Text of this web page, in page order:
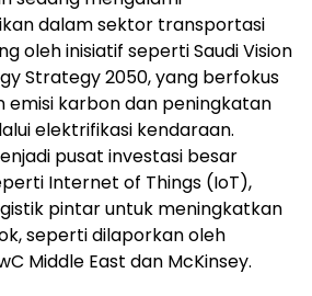
dalam sektor transportasi
oleh inisiatif seperti Saudi Vision
Strategy 2050, yang berfokus
emisi karbon dan peningkatan
elektrifikasi kendaraan.
pusat investasi besar
Internet of Things (IoT),
pintar untuk meningkatkan
seperti dilaporkan oleh
Middle East dan McKinsey.